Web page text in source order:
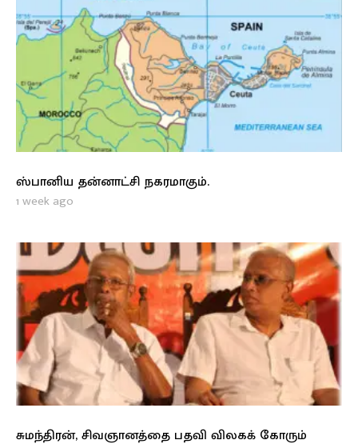
ஸ்பானிய தன்னாட்சி நகரமாகும்.
1 week ago
சுமந்திரன், சிவஞானத்தை பதவி விலகக் கோரும்